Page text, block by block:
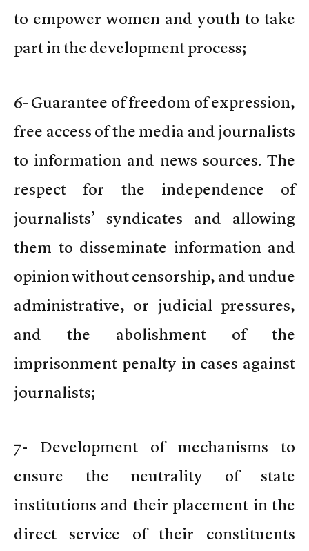
to empower women and youth to take
part in the development process;
6- Guarantee of freedom of expression,
free access of the media and journalists
to information and news sources. The
respect for the independence of
journalists’ syndicates and allowing
them to disseminate information and
opinion without censorship, and undue
administrative, or judicial pressures,
and the abolishment of the
imprisonment penalty in cases against
journalists;
7- Development of mechanisms to
ensure the neutrality of state
institutions and their placement in the
direct service of their constituents